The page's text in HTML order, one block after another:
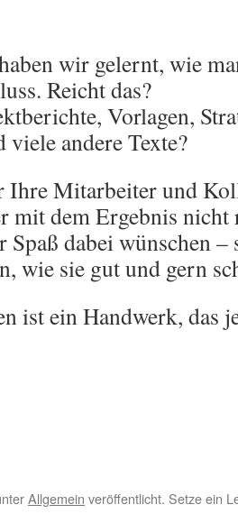
wir gelernt, wie
Reicht das?
Vorlagen,
andere Texte?
Ihre Mitarbeiter und
mit dem Ergebnis
Spaß dabei wünschen –
wie sie gut und gern
ist ein Handwerk, das
Allgemein veröffentlicht. Setze ein